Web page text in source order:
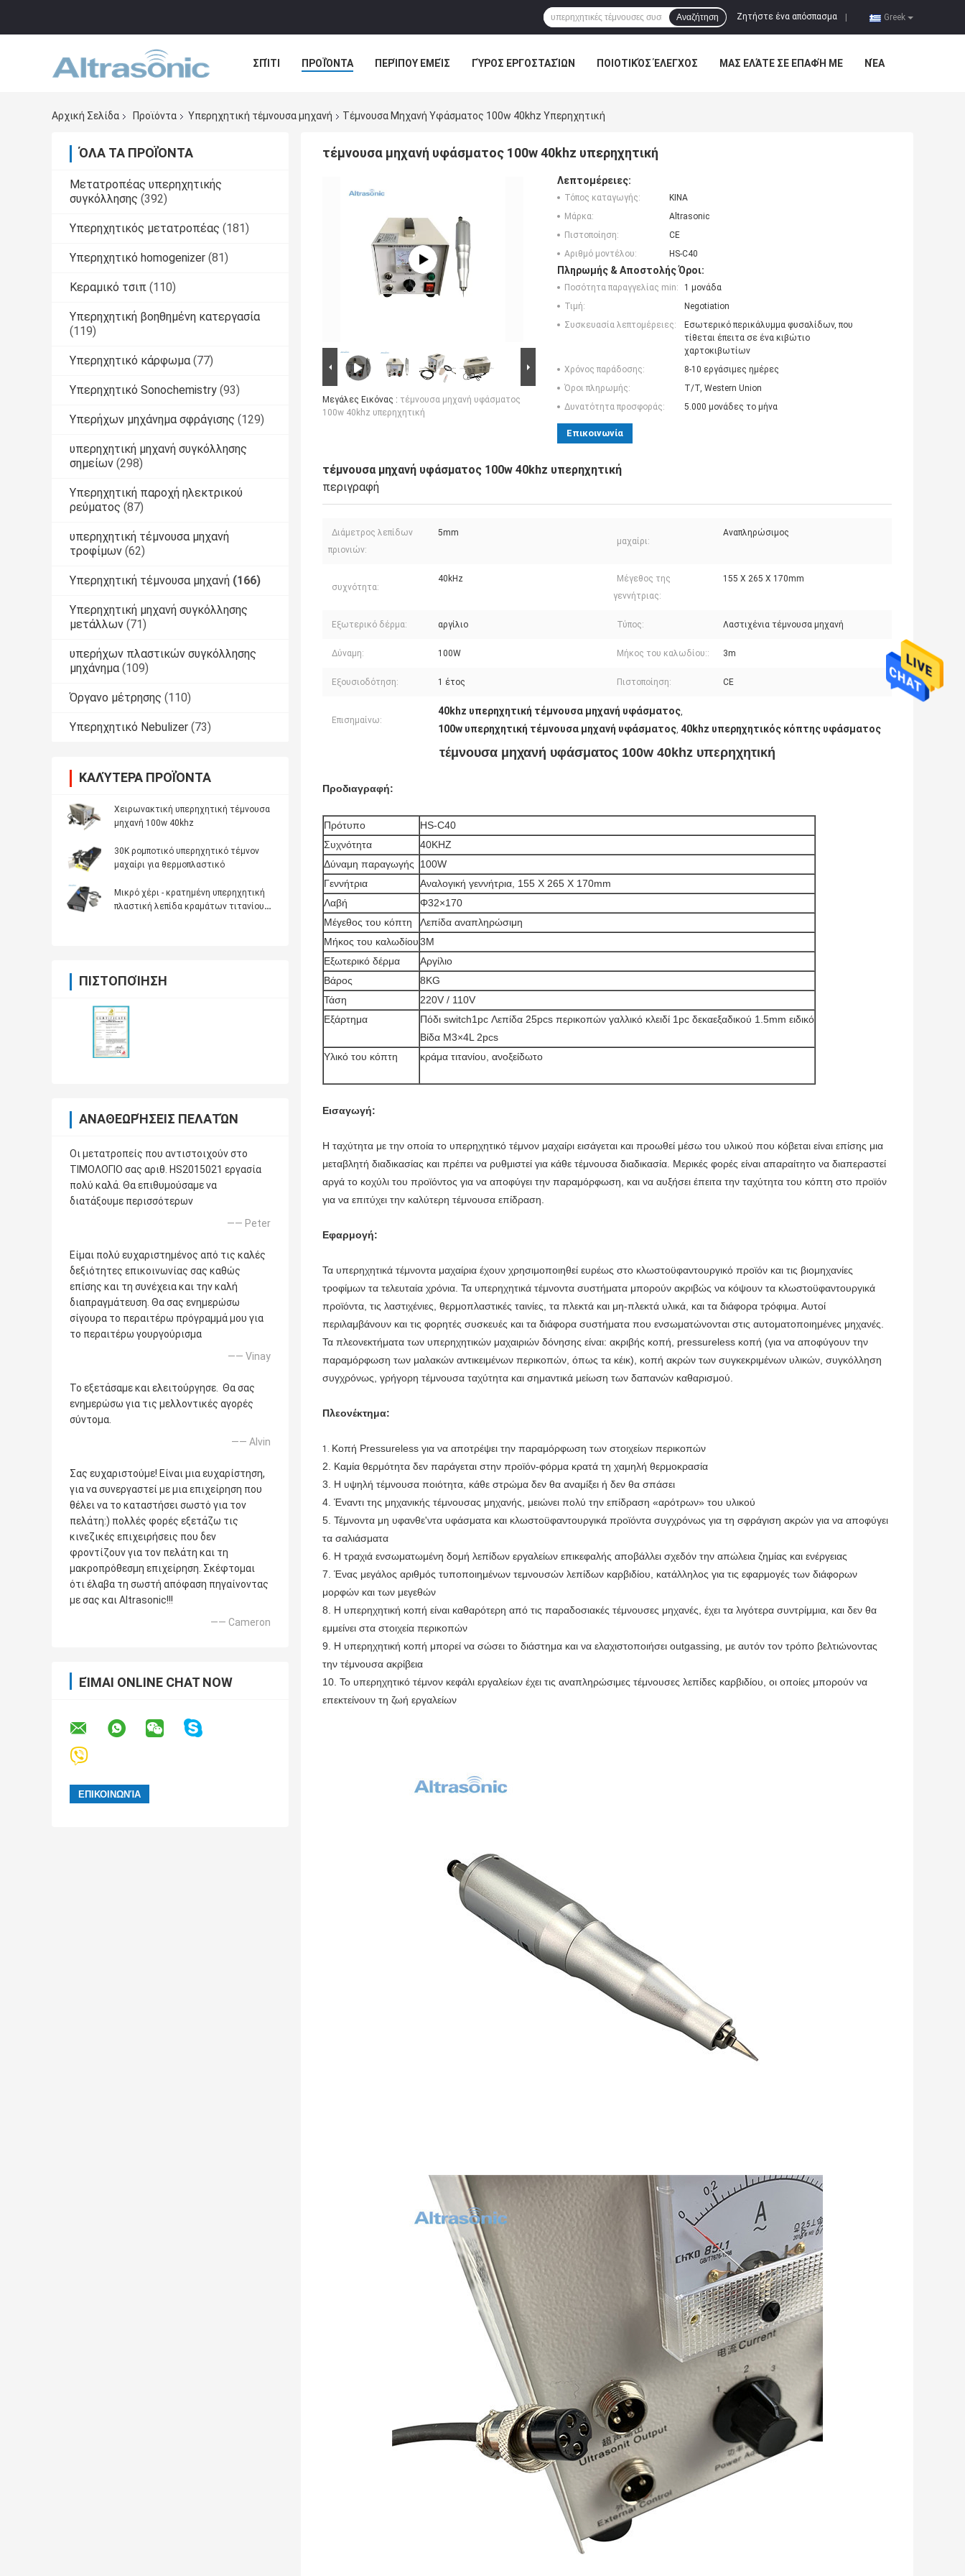
Greek
Ζητήστε ένα απόσπασμα
Αναζήτηση
ΣΠΊΤΙ ΠΡΟΪΌΝΤΑ ΠΕΡΊΠΟΥ ΕΜΕΊΣ ΓΎΡΟΣ ΕΡΓΟΣΤΑΣΊΩΝ ΠΟΙΟΤΙΚΌΣ ΈΛΕΓΧΟΣ ΜΑΣ ΕΛΆΤΕ ΣΕ ΕΠΑΦΉ ΜΕ ΝΈΑ
Αρχική Σελίδα
Προϊόντα Υπερηχητική τέμνουσα μηχανή Τέμνουσα Μηχανή Υφάσματος 100w 40khz Υπερηχητική
ΌΛΑ ΤΑ ΠΡΟΪΌΝΤΑ
Μετατροπέας υπερηχητικής
συγκόλλησης (392)
Υπερηχητικός μετατροπέας (181)
Υπερηχητικό homogenizer (81)
Κεραμικό τσιπ (110)
Υπερηχητική βοηθημένη κατεργασία
(119)
Υπερηχητικό κάρφωμα (77)
Υπερηχητικό Sonochemistry (93)
Υπερήχων μηχάνημα σφράγισης (129)
υπερηχητική μηχανή συγκόλλησης
σημείων (298)
Υπερηχητική παροχή ηλεκτρικού
ρεύματος (87)
υπερηχητική τέμνουσα μηχανή
τροφίμων (62)
Υπερηχητική τέμνουσα μηχανή (166)
Υπερηχητική μηχανή συγκόλλησης
μετάλλων (71)
υπερήχων πλαστικών συγκόλλησης
μηχάνημα (109)
Όργανο μέτρησης (110)
Υπερηχητικό Nebulizer (73)
ΚΑΛΎΤΕΡΑ ΠΡΟΪΌΝΤΑ
Χειρωνακτική υπερηχητική τέμνουσα
μηχανή 100w 40khz
30K ρομποτικό υπερηχητικό τέμνον
μαχαίρι για θερμοπλαστικό
Μικρό χέρι - κρατημένη υπερηχητική
πλαστική λεπίδα κραμάτων τιτανίου
ΠΙΣΤΟΠΟΊΗΣΗ
ΑΝΑΘΕΩΡΉΣΕΙΣ ΠΕΛΑΤΏΝ
Οι μετατροπείς που αντιστοιχούν στο
ΤΙΜΟΛΟΓΙΟ σας αριθ. HS2015021 εργασία
πολύ καλά. Θα επιθυμούσαμε να
διατάξουμε περισσότερων
—— Peter
Είμαι πολύ ευχαριστημένος από τις καλές
δεξιότητες επικοινωνίας σας καθώς
επίσης και τη συνέχεια και την καλή
διαπραγμάτευση. Θα σας ενημερώσω
σίγουρα το περαιτέρω πρόγραμμά μου για
το περαιτέρω γουργούρισμα
—— Vinay
Το εξετάσαμε και ελειτούργησε. Θα σας
ενημερώσω για τις μελλοντικές αγορές
σύντομα.
—— Alvin
Σας ευχαριστούμε! Είναι μια ευχαρίστηση,
για να συνεργαστεί με μια επιχείρηση που
θέλει να το καταστήσει σωστό για τον
πελάτη:) πολλές φορές εξετάζω τις
κινεζικές επιχειρήσεις που δεν
φροντίζουν για τον πελάτη και τη
μακροπρόθεσμη επιχείρηση. Σκέφτομαι
ότι έλαβα τη σωστή απόφαση πηγαίνοντας
με σας και Altrasonic!!!
—— Cameron
ΕΊΜΑΙ ONLINE CHAT NOW
τέμνουσα μηχανή υφάσματος 100w 40khz υπερηχητική
Μεγάλες Εικόνας : τέμνουσα μηχανή υφάσματος
100w 40khz υπερηχητική
Λεπτομέρειες:
Τόπος καταγωγής:
ΚΙΝΑ
Μάρκα:
Altrasonic
Πιστοποίηση:
CE
Αριθμό μοντέλου:
HS-C40
Πληρωμής & Αποστολής Όροι:
Ποσότητα παραγγελίας min:
1 μονάδα
Τιμή:
Negotiation
Συσκευασία λεπτομέρειες:
Εσωτερικό περικάλυμμα φυσαλίδων, που
τίθεται έπειτα σε ένα κιβώτιο
χαρτοκιβωτίων
Χρόνος παράδοσης:
8-10 εργάσιμες ημέρες
Όροι πληρωμής:
T/T, Western Union
Δυνατότητα προσφοράς:
5.000 μονάδες το μήνα
Επικοινωνία
τέμνουσα μηχανή υφάσματος 100w 40khz υπερηχητική
περιγραφή
Διάμετρος λεπίδων
πριονιών:
5mm
μαχαίρι:
Αναπληρώσιμος
συχνότητα:
40kHz
Μέγεθος της
γεννήτριας:
155 X 265 X 170mm
Εξωτερικό δέρμα: αργίλιο Τύπος: Λαστιχένια τέμνουσα μηχανή
Δύναμη: 100W Μήκος του καλωδίου:: 3m
Εξουσιοδότηση: 1 έτος Πιστοποίηση: CE
Επισημαίνω:
40khz υπερηχητική τέμνουσα μηχανή υφάσματος,
100w υπερηχητική τέμνουσα μηχανή υφάσματος, 40khz υπερηχητικός κόπτης υφάσματος
τέμνουσα μηχανή υφάσματος 100w 40khz υπερηχητική
Προδιαγραφή:
Πρότυπο
HS-C40
Συχνότητα
40KHZ
Δύναμη παραγωγής
100W
Γεννήτρια
Αναλογική γεννήτρια, 155 X 265 X 170mm
Λαβή
Φ32×170
Μέγεθος του κόπτη
Λεπίδα αναπληρώσιμη
Μήκος του καλωδίου3M
Εξωτερικό δέρμα
Αργίλιο
Βάρος
8KG
Τάση
220V / 110V
Εξάρτημα
Πόδι switch1pc Λεπίδα 25pcs περικοπών γαλλικό κλειδί 1pc δεκαεξαδικού 1.5mm ειδικό
Βίδα M3×4L 2pcs
Υλικό του κόπτη
κράμα τιτανίου, ανοξείδωτο
Εισαγωγή:
Η ταχύτητα με την οποία το υπερηχητικό τέμνον μαχαίρι εισάγεται και προωθεί μέσω του υλικού που κόβεται είναι επίσης μια
μεταβλητή διαδικασίας και πρέπει να ρυθμιστεί για κάθε τέμνουσα διαδικασία. Μερικές φορές είναι απαραίτητο να διαπεραστεί
αργά το κοχύλι του προϊόντος για να αποφύγει την παραμόρφωση, και να αυξήσει έπειτα την ταχύτητα του κόπτη στο προϊόν
για να επιτύχει την καλύτερη τέμνουσα επίδραση.
Εφαρμογή:
Τα υπερηχητικά τέμνοντα μαχαίρια έχουν χρησιμοποιηθεί ευρέως στο κλωστοϋφαντουργικό προϊόν και τις βιομηχανίες
τροφίμων τα τελευταία χρόνια. Τα υπερηχητικά τέμνοντα συστήματα μπορούν ακριβώς να κόψουν τα κλωστοϋφαντουργικά
προϊόντα, τις λαστιχένιες, θερμοπλαστικές ταινίες, τα πλεκτά και μη-πλεκτά υλικά, και τα διάφορα τρόφιμα. Αυτοί
περιλαμβάνουν και τις φορητές συσκευές και τα διάφορα συστήματα που ενσωματώνονται στις αυτοματοποιημένες μηχανές.
Τα πλεονεκτήματα των υπερηχητικών μαχαιριών δόνησης είναι: ακριβής κοπή, pressureless κοπή (για να αποφύγουν την
παραμόρφωση των μαλακών αντικειμένων περικοπών, όπως τα κέικ), κοπή ακρών των συγκεκριμένων υλικών, συγκόλληση
συγχρόνως, γρήγορη τέμνουσα ταχύτητα και σημαντικά μείωση των δαπανών καθαρισμού.
Πλεονέκτημα:
1. Κοπή Pressureless για να αποτρέψει την παραμόρφωση των στοιχείων περικοπών
2. Καμία θερμότητα δεν παράγεται στην προϊόν-φόρμα κρατά τη χαμηλή θερμοκρασία
3. Η υψηλή τέμνουσα ποιότητα, κάθε στρώμα δεν θα αναμίξει ή δεν θα σπάσει
4. Έναντι της μηχανικής τέμνουσας μηχανής, μειώνει πολύ την επίδραση «αρότρων» του υλικού
5. Τέμνοντα μη υφανθε'ντα υφάσματα και κλωστοϋφαντουργικά προϊόντα συγχρόνως για τη σφράγιση ακρών για να αποφύγει
τα σαλιάσματα
6. Η τραχιά ενσωματωμένη δομή λεπίδων εργαλείων επικεφαλής αποβάλλει σχεδόν την απώλεια ζημίας και ενέργειας
7. Ένας μεγάλος αριθμός τυποποιημένων τεμνουσών λεπίδων καρβιδίου, κατάλληλος για τις εφαρμογές των διάφορων
μορφών και των μεγεθών
8. Η υπερηχητική κοπή είναι καθαρότερη από τις παραδοσιακές τέμνουσες μηχανές, έχει τα λιγότερα συντρίμμια, και δεν θα
εμμείνει στα στοιχεία περικοπών
9. Η υπερηχητική κοπή μπορεί να σώσει το διάστημα και να ελαχιστοποιήσει outgassing, με αυτόν τον τρόπο βελτιώνοντας
την τέμνουσα ακρίβεια
10. Το υπερηχητικό τέμνον κεφάλι εργαλείων έχει τις αναπληρώσιμες τέμνουσες λεπίδες καρβιδίου, οι οποίες μπορούν να
επεκτείνουν τη ζωή εργαλείων